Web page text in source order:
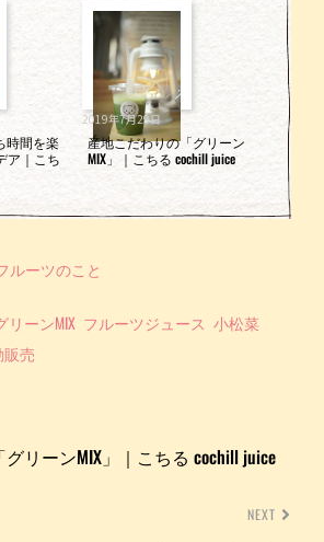
時間を楽
ア｜こち
2019年7月29日
産地こだわりの「グリーン
MIX」｜こちる cochill juice
ルーツのこと
リーンMIX フルーツジュース 小松菜
売
リーンMIX」｜こちる cochill juice
NEXT